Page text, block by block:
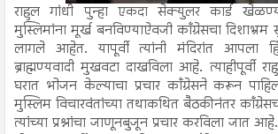
राहुल गांधी पुन्हा एकदा सेक्युलर कार्ड
मुस्लिमांना मूर्ख बनविण्याऐवजी काँग्रेसचा दिशाभ्रम
लागले आहेत. यापूर्वी त्यांनी मंदिरांत आपला
ब्राह्मण्यवादी मुखवटा दाखविला आहे. त्याहीपूर्वी
घरात भोजन केल्याचा प्रचार काँग्रेसने करून
मुस्लिम विचारवंतांच्या तथाकथित बैठकीनंतर
त्यांच्या प्रश्नांचा जाणूनबुजून प्रचार करविला जात आहे.